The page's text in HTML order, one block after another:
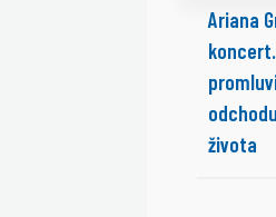
Ariana
života